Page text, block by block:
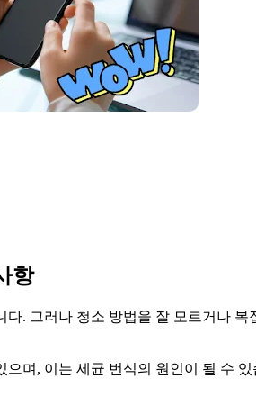
항
. 그러나 청소 방법을 잘 모르거나
며, 이는 세균 번식의 원인이 될 수